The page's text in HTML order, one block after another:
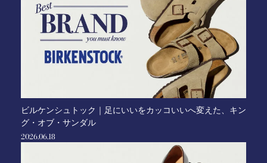
ビルケンシュトック｜足にいいをカッコいいへ変えた、キン
グ・オブ・サンダル
2026.06.18